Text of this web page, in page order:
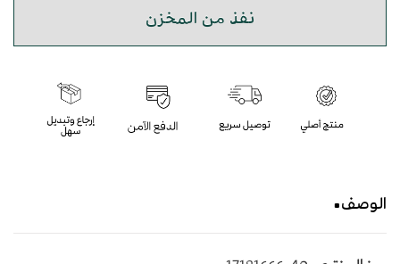
نفذ من المخزن
الوصف